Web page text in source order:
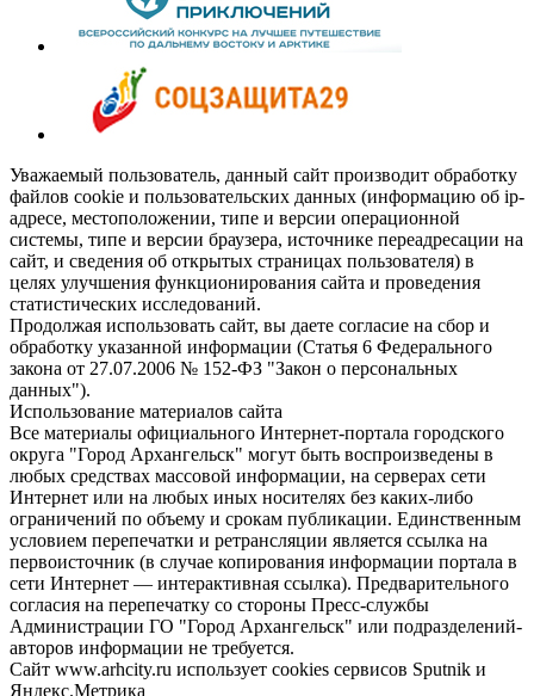
Уважаемый пользователь, данный сайт производит обработку
файлов cookie и пользовательских данных (информацию об ip-
адресе, местоположении, типе и версии операционной
системы, типе и версии браузера, источнике переадресации на
сайт, и сведения об открытых страницах пользователя) в
целях улучшения функционирования сайта и проведения
статистических исследований.
Продолжая использовать сайт, вы даете согласие на сбор и
обработку указанной информации (Статья 6 Федерального
закона от 27.07.2006 № 152-ФЗ "Закон о персональных
данных").
Использование материалов сайта
Все материалы официального Интернет-портала городского
округа "Город Архангельск" могут быть воспроизведены в
любых средствах массовой информации, на серверах сети
Интернет или на любых иных носителях без каких-либо
ограничений по объему и срокам публикации. Единственным
условием перепечатки и ретрансляции является ссылка на
первоисточник (в случае копирования информации портала в
сети Интернет — интерактивная ссылка). Предварительного
согласия на перепечатку со стороны Пресс-службы
Администрации ГО "Город Архангельск" или подразделений-
авторов информации не требуется.
Сайт www.arhcity.ru использует cookies сервисов Sputnik и
Яндекс.Метрика